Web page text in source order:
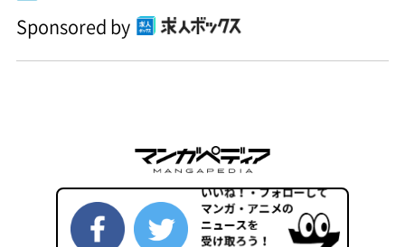
Sponsored by